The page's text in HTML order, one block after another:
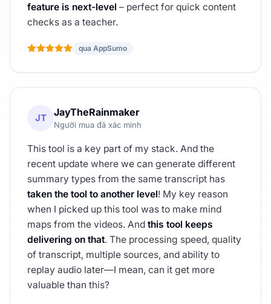
feature is next-level – perfect for quick content
checks as a teacher.
qua AppSumo
JT JayTheRainmaker
Người mua đã xác minh
This tool is a key part of my stack. And the
recent update where we can generate different
summary types from the same transcript has
taken the tool to another level! My key reason
when I picked up this tool was to make mind
maps from the videos. And this tool keeps
delivering on that. The processing speed, quality
of transcript, multiple sources, and ability to
replay audio later—I mean, can it get more
valuable than this?